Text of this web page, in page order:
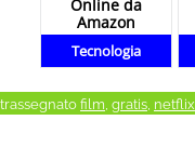
Online da
Amazon
Tecnologia
film, gratis, netflix